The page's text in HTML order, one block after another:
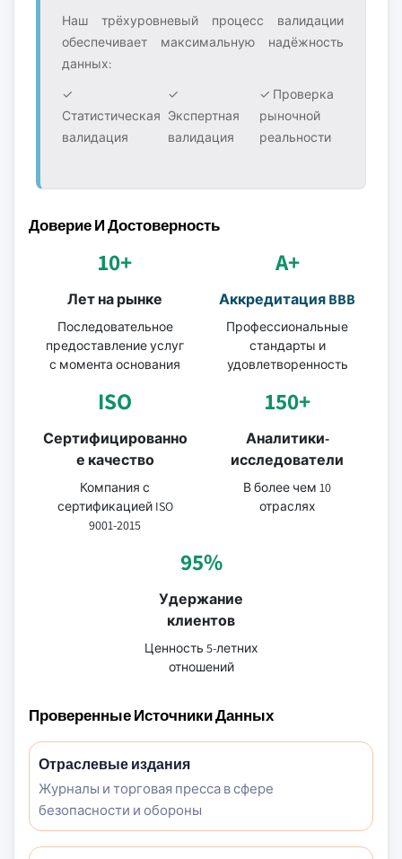
Наш трёхуровневый процесс валидации
обеспечивает максимальную надёжность
данных:
✓
Статистическая
валидация
✓
Экспертная
валидация
✓ Проверка
рыночной
реальности
Доверие И Достоверность
10+
Лет на рынке
Последовательное
предоставление услуг
с момента основания
A+
Аккредитация BBB
Профессиональные
стандарты и
удовлетворенность
ISO
Сертифицированно
е качество
Компания с
сертификацией ISO
9001-2015
150+
Аналитики-
исследователи
В более чем 10
отраслях
95%
Удержание
клиентов
Ценность 5-летних
отношений
Проверенные Источники Данных
Отраслевые издания
Журналы и торговая пресса в сфере
безопасности и обороны